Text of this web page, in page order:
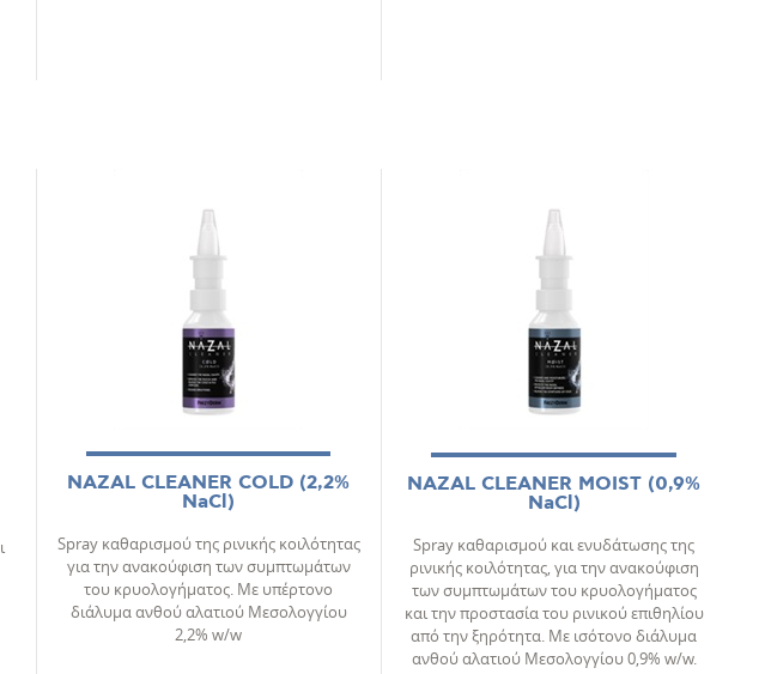
NAZAL CLEANER COLD (2,2%
NaCl)
Spray καθαρισμού της ρινικής κοιλότητας
για την ανακούφιση των συμπτωμάτων
του κρυολογήματος. Mε υπέρτονο
διάλυμα ανθού αλατιού Μεσολογγίου
2,2% w/w
NAZAL CLEANER MOIST (0,9%
NaCl)
Spray καθαρισμού και ενυδάτωσης της
ρινικής κοιλότητας, για την ανακούφιση
των συμπτωμάτων του κρυολογήματος
και την προστασία του ρινικού επιθηλίου
από την ξηρότητα. Με ισότονο διάλυμα
ανθού αλατιού Μεσολογγίου 0,9% w/w.